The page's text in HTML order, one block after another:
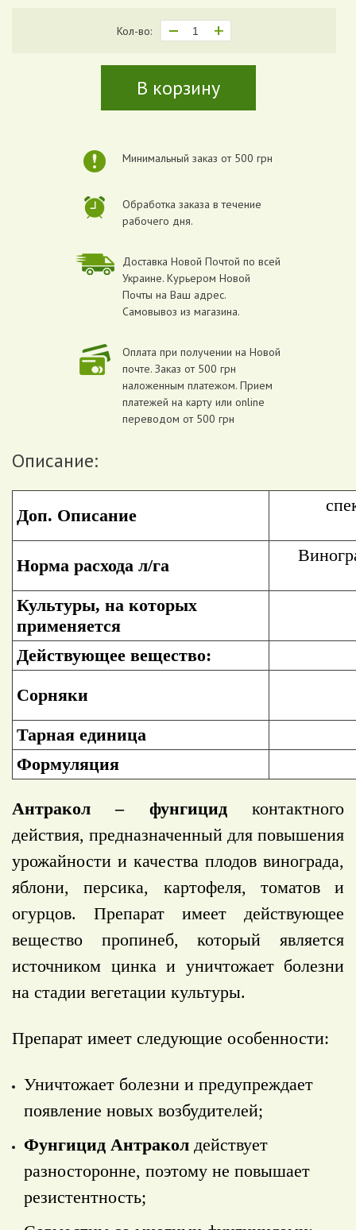
Кол-во:
В корзину
Минимальный заказ от 500 грн
Обработка заказа в течение
рабочего дня.
Доставка Новой Почтой по всей
Украине. Курьером Новой
Почты на Ваш адрес.
Самовывоз из магазина.
Оплата при получении на Новой
почте. Заказ от 500 грн
наложенным платежом. Прием
платежей на карту или online
переводом от 500 грн
Описание:
Доп. Описание
Норма расхода л/га
Культуры, на которых
применяется
Действующее вещество:
Сорняки
Тарная единица
Формуляция
Антракол – фунгицидконтактного
действия, предназначенный для повышения
урожайности и качества плодов винограда,
яблони, персика, картофеля, томатов и
огурцов. Препарат имеет действующее
вещество пропинеб, который является
источником цинка и уничтожает болезни
на стадии вегетации культуры.
Препарат имеет следующие особенности:
Уничтожает болезни и предупреждает
появление новых возбудителей;
Фунгицид Антракол действует
разносторонне, поэтому не повышает
резистентность;